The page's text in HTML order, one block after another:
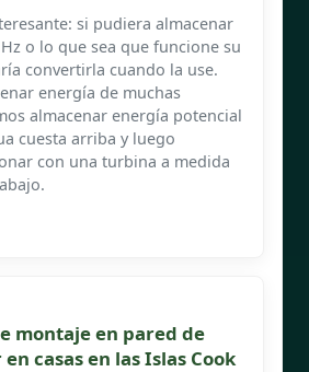
si pudiera almacenar
Hz o lo que sea que funcione su
convertirla cuando la use.
energía de muchas
almacenar energía potencial
cuesta arriba y luego
con una turbina a medida
montaje en pared de
casas en las Islas Cook